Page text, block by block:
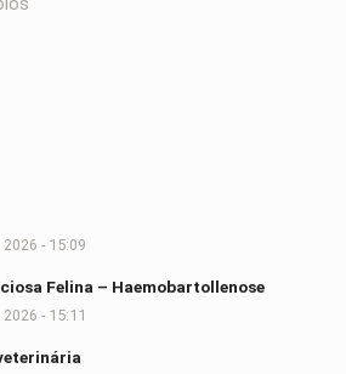
- 15:09
Felina – Haemobartollenose
- 15:11